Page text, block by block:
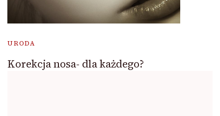
URODA
Korekcja nosa- dla każdego?